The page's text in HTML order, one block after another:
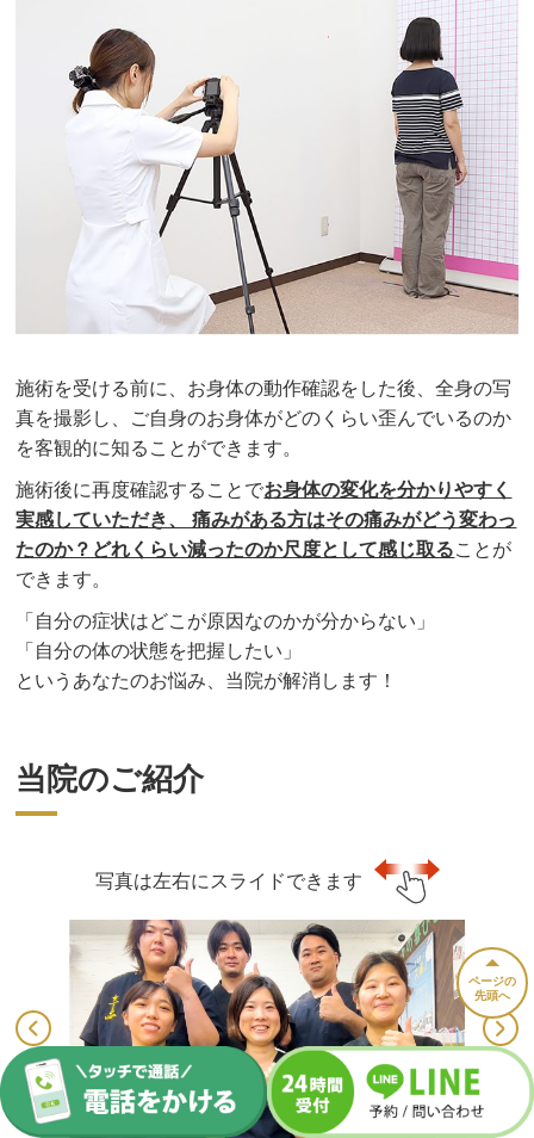
施術を受ける前に、お身体の動作確認をした後、全身の写
真を撮影し、ご自身のお身体がどのくらい歪んでいるのか
を客観的に知ることができます。
施術後に再度確認することでお身体の変化を分かりやすく
実感していただき、 痛みがある方はその痛みがどう変わっ
たのか？どれくらい減ったのか尺度として感じ取ることが
できます。
「自分の症状はどこが原因なのかが分からない」
「自分の体の状態を把握したい」
というあなたのお悩み、当院が解消します！
当院のご紹介
写真は左右にスライドできます
ページの
先頭へ